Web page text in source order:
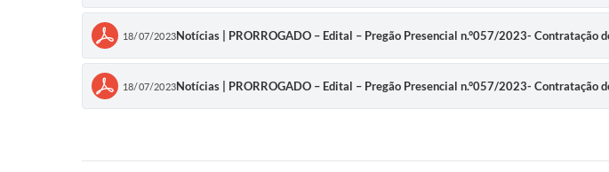
18/07/2023Notícias | PRORROGADO – Edital – Pregão Presencial n.°057/2023- Contratação
18/07/2023Notícias | PRORROGADO – Edital – Pregão Presencial n.°057/2023- Contratação